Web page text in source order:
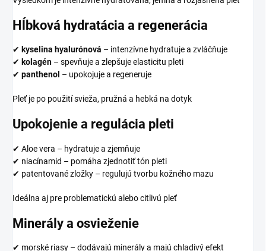
Hĺbková hydratácia a regenerácia
✔ kyselina hyalurónová – intenzívne hydratuje a zvláčňuje
✔ kolagén – spevňuje a zlepšuje elasticitu pleti
✔ panthenol – upokojuje a regeneruje
Pleť je po použití svieža, pružná a hebká na dotyk
Upokojenie a regulácia pleti
✔ Aloe vera – hydratuje a zjemňuje
✔ niacínamid – pomáha zjednotiť tón pleti
✔ patentované zložky – regulujú tvorbu kožného mazu
Ideálna aj pre problematickú alebo citlivú pleť
Minerály a osvieženie
✔ morské riasy – dodávajú minerály a majú chladivý efekt